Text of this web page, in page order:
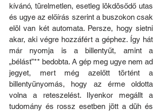
kívánó, türelmetlen, esetleg lökdösődő utas
és ugye az előírás szerint a buszokon csak
elöl van két automata. Persze, hogy sietni
akar, aki végre hozzáfért a géphez. Így hát
már nyomja is a billentyűt, amint a
„bélást”** bedobta. A gép meg ugye nem ad
jegyet, mert még azelőtt történt a
billentyűnyomás, hogy az érme oldotta
volna a reteszelést. Ilyenkor megállt a
tudomány és rossz esetben jött a düh és